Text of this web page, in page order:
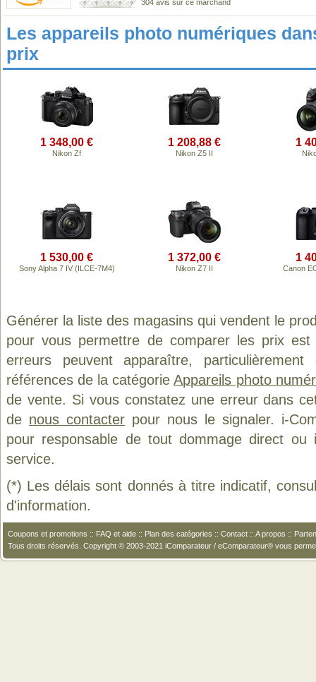
304 avis sur ce marchand
Les appareils photo numériques
prix
1 348,00 €
Nikon Zf
1 208,88 €
Nikon Z5 II
1
1 530,00 €
Sony Alpha 7 IV (ILCE-7M4)
1 372,00 €
Nikon Z7 II
1
Canon
Générer la liste des magasins qui vendent le
pour vous permettre de comparer les prix
erreurs peuvent apparaître,
références de la catégorieAppareils photo
de vente. Si vous constatez une erreur dans
de nous contacter pour nous le signaler. i-
pour responsable de tout dommage direct
service.
(*) Les délais sont donnés à titre indicatif,
d'information.
Coupons et promotions :: FAQ et aide :: Plan des catégories :: Contact :: A propos ::
Tous droits réservés. Copyright © 2003-2021 iComparateur / eComparateur® vous